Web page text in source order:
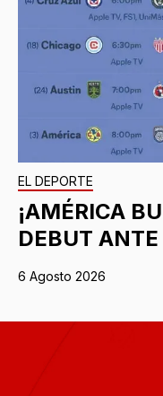
EL DEPORTE
¡AMÉRICA
DEBUT
6 Agosto 2026